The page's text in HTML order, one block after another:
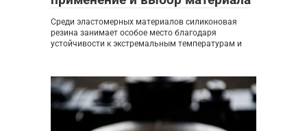
Среди эластомерных материалов силиконовая
резина занимает особое место благодаря
устойчивости к экстремальным температурам и